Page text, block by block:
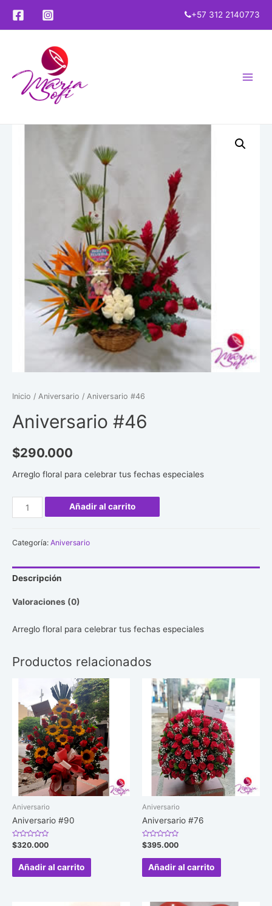
+57 312 2140773
Inicio / Aniversario / Aniversario #46
Aniversario #46
$290.000
Arreglo floral para celebrar tus fechas especiales
Aniversario
#46
Añadir al carrito
Categoría: Aniversario
Descripción
Valoraciones (0)
Arreglo floral para celebrar tus fechas especiales
Productos relacionados
Aniversario
Aniversario #90
Valorado
en
0
$320.000
Añadir al carrito
Aniversario
Aniversario #76
Valorado
en
0
$395.000
Añadir al carrito